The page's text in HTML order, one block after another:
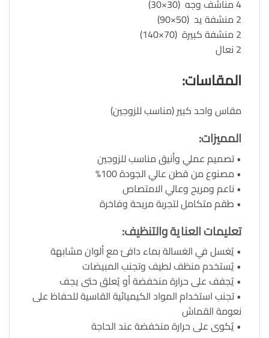
4 مناشف وجه (30×30)
2 منشفة يد (50×90)
2 منشفة كبيرة (70×140)
2 نعال
المقاسات:
مقاس واحد كبير (مناسب للزوجين)
المميزات:
• تصميم عملي وأنيق مناسب للزوجين
• مصنوع من قطن عالي الجودة 100%
• ناعم ومريح وعالي الامتصاص
• طقم متكامل لتجربة مريحة وفاخرة
تعليمات العناية والتنظيف:
• يُغسل في الغسالة بماء دافئ مع ألوان مشابهة
• يُستخدم منظف لطيف وتجنب المبيضات
• يُجفف على حرارة منخفضة أو يُعلق حتى يجف
• تجنب استخدام المواد الكيميائية القاسية للحفاظ على
نعومة القماش
• يُكوى على حرارة منخفضة عند الحاجة